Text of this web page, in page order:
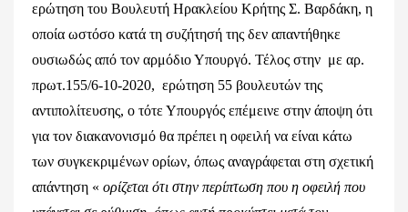
ερώτηση του Βουλευτή Ηρακλείου Κρήτης Σ. Βαρδάκη, η
οποία ωστόσο κατά τη συζήτησή της δεν απαντήθηκε
ουσιωδώς από τον αρμόδιο Υπουργό. Τέλος στην με αρ.
πρωτ.155/6-10-2020, ερώτηση 55 βουλευτών της
αντιπολίτευσης, ο τότε Υπουργός επέμεινε στην άποψη ότι
για τον διακανονισμό θα πρέπει η οφειλή να είναι κάτω
των συγκεκριμένων ορίων, όπως αναγράφεται στη σχετική
απάντηση « ορίζεται ότι στην περίπτωση που η οφειλή που